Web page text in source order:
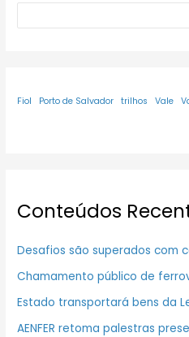
Fiol Porto de Salvador trilhos Vale
Conteúdos
Desafios são superados com
Chamamento público de
Estado transportará bens da
AENFER retoma palestras